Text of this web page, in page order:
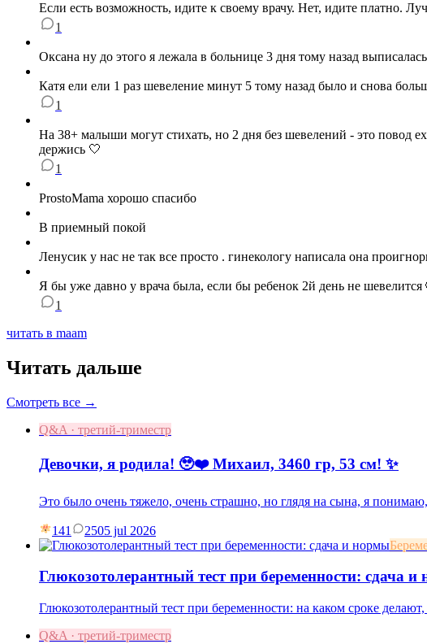
Если есть возможность, идите к своему врачу. Нет, идите платно.
1
Оксана ну до этого я лежала в больнице 3 дня тому назад
Катя ели ели 1 раз шевеление минут 5 тому назад было и снова
1
На 38+ малыши могут стихать, но 2 дня без шевелений - это
держись 🤍
1
ProstoMama хорошо спасибо
В приемный покой
Ленусик у нас не так все просто . гинекологу написала она
Я бы уже давно у врача была, если бы ребенок 2й день не шевелится
1
читать в maam
Читать дальше
Смотреть все →
Q&A · третий-триместр
Девочки, я родила! 🥹❤️ Михаил, 3460 гр, 53 см! ✨
Это было очень тяжело, очень страшно, но глядя на сына, я
141 2505 jul 2026
Глюкозотолерантный тест при беременности: сдача
Глюкозотолерантный тест при беременности: на каком сроке
Q&A · третий-триместр